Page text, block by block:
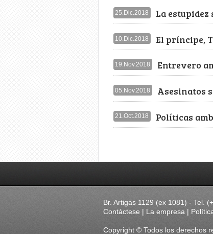
25.Dic.2018 La
10.Dic.2018 El príncipe,
19.Nov.2018 Entrevero
05.Nov.2018 Asesinatos
21.Oct.2018 Políticas
Br. Artigas 1129 (ex 1081) - Tel.
Contáctese | La empresa |
Copyright © Todos los derechos